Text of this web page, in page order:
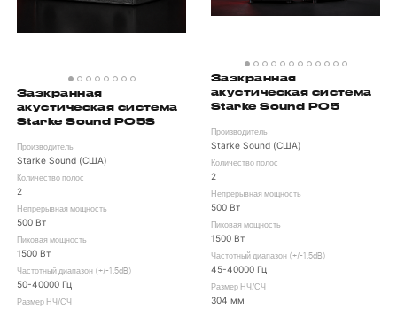
Заэкранная
акустическая система
Starke Sound PO5S
Производитель
Starke Sound (США)
Количество полос
2
Непрерывная мощность
500 Вт
Пиковая мощность
1500 Вт
Частотный диапазон (+/-1.5dB)
50-40000 Гц
Размер НЧ/СЧ
Заэкранная
акустическая система
Starke Sound PO5
Производитель
Starke Sound (США)
Количество полос
2
Непрерывная мощность
500 Вт
Пиковая мощность
1500 Вт
Частотный диапазон (+/-1.5dB)
45-40000 Гц
Размер НЧ/СЧ
304 мм